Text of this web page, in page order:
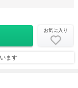
お気に入り
ます